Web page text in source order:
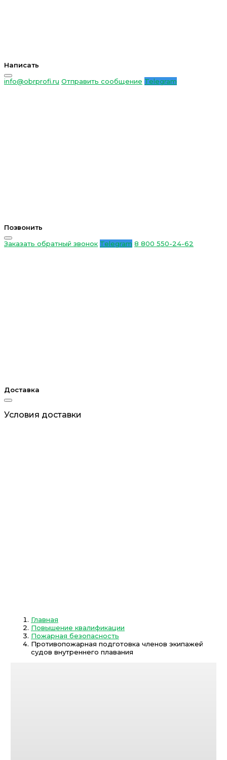
Написать
info@obrprofi.ru Отправить сообщение Telegram
Позвонить
Заказать обратный звонок Telegram 8 800 550-24-62
Доставка
Условия доставки
Главная
Повышение квалификации
Пожарная безопасность
Противопожарная подготовка членов экипажей
судов внутреннего плавания